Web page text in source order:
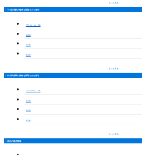
もっと見る
下小田井駅の物件を間取りから探す
ワンルーム・1K
1LDK
2LDK
3LDK
もっと見る
中小田井駅の物件を間取りから探す
ワンルーム・1K
1LDK
2LDK
3LDK
もっと見る
周辺の物件情報